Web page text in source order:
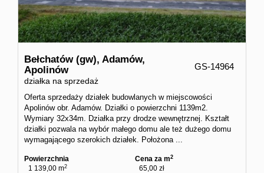
Bełchatów (gw), Adamów,
Apolinów
działka na sprzedaż
GS-14964
Oferta sprzedaży działek budowlanych w miejscowości
Apolinów obr. Adamów. Działki o powierzchni 1139m2.
Wymiary 32x34m. Działka przy drodze wewnętrznej. Kształt
działki pozwala na wybór małego domu ale też dużego domu
wymagającego szerokich działek. Położona ...
Powierzchnia
1 139,00 m2
Cena za m2
65,00 zł